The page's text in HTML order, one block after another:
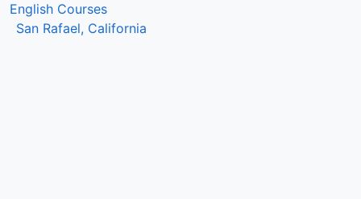
English Courses
San Rafael, California